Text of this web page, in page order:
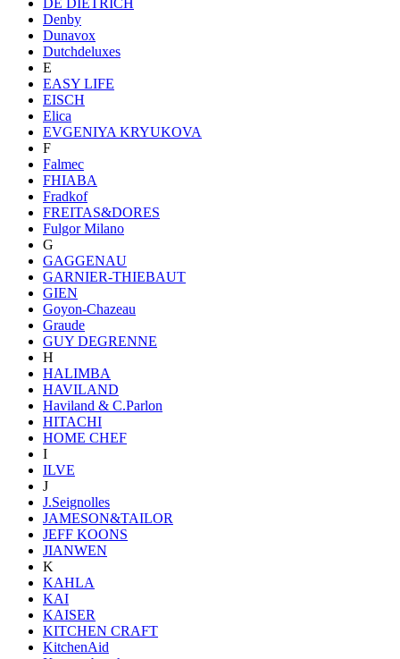
Denby
Dunavox
Dutchdeluxes
E
EASY LIFE
EISCH
Elica
EVGENIYA KRYUKOVA
F
Falmec
FHIABA
Fradkof
FREITAS&DORES
Fulgor Milano
G
GAGGENAU
GARNIER-THIEBAUT
GIEN
Goyon-Chazeau
Graude
GUY DEGRENNE
H
HALIMBA
HAVILAND
Haviland & C.Parlon
HITACHI
HOME CHEF
I
ILVE
J
J.Seignolles
JAMESON&TAILOR
JEFF KOONS
JIANWEN
K
KAHLA
KAI
KAISER
KITCHEN CRAFT
KitchenAid